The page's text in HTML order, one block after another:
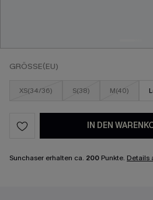
GRÖSSE(EU)
XS(34/36) S(38) M(40)
IN DEN
Sunchaser erhalten ca. 200 Punkte. Details